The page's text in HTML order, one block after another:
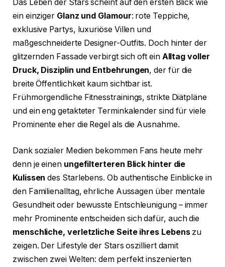
Das Leben der Stars scheint auf den ersten Blick wie
ein einziger Glanz und Glamour: rote Teppiche,
exklusive Partys, luxuriöse Villen und
maßgeschneiderte Designer-Outfits. Doch hinter der
glitzernden Fassade verbirgt sich oft ein Alltag voller
Druck, Disziplin und Entbehrungen, der für die
breite Öffentlichkeit kaum sichtbar ist.
Frühmorgendliche Fitnesstrainings, strikte Diätpläne
und ein eng getakteter Terminkalender sind für viele
Prominente eher die Regel als die Ausnahme.
Dank sozialer Medien bekommen Fans heute mehr
denn je einen ungefilterteren Blick hinter die
Kulissen des Starlebens. Ob authentische Einblicke in
den Familienalltag, ehrliche Aussagen über mentale
Gesundheit oder bewusste Entschleunigung – immer
mehr Prominente entscheiden sich dafür, auch die
menschliche, verletzliche Seite ihres Lebenszu
zeigen. Der Lifestyle der Stars oszilliert damit
zwischen zwei Welten: dem perfekt inszenierten